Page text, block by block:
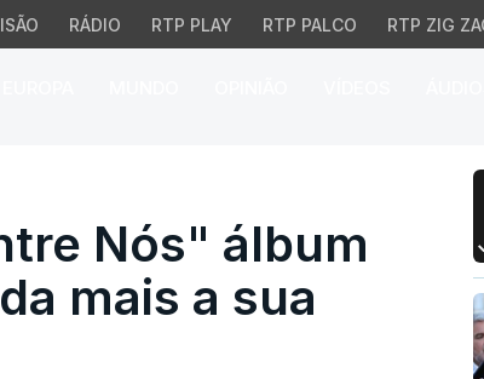
RÁDIO RTP PLAY RTP PALCO RTP ZIG
Nós" álbum no
Nós" álbum
mais a sua